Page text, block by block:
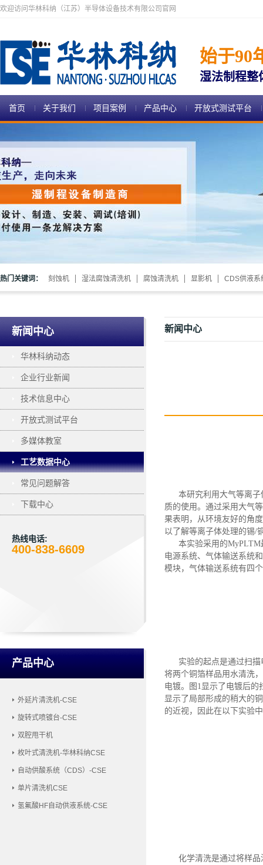
欢迎访问华林科纳（江苏）半导体设备技术有限公司官网
始于90
湿法制程整
首页 关于我们 项目案例 产品中心 开放式测试平台
热门关键词： 刻蚀机 湿法腐蚀清洗机 腐蚀清洗机 显影机 CDS供液系
新闻中心
华林科纳动态
企业行业新闻
技术信息中心
开放式测试平台
多媒体教室
工艺数据中心
常见问题解答
下载中心
热线电话:
400-838-6609
产品中心
外延片清洗机-CSE
旋转式喷镀台-CSE
双腔甩干机
枚叶式清洗机-华林科纳CSE
自动供酸系统（CDS）-CSE
单片清洗机CSE
氢氟酸HF自动供液系统-CSE
新闻中心
本研究利用大气等离
质的使用。通过采用大气
果表明，从环境友好的角
以了解等离子体处理的锡/
本实验采用的MyPLTM
电源系统、气体输送系统
模块， 气体输送系统有四
实验的起点是通过扫
将两个铜箔样品用水清洗
电镀。图1显示了电镀后
显示了局部形成的稍大的
的近视，因此在以下实验
化学清洗是通过将样